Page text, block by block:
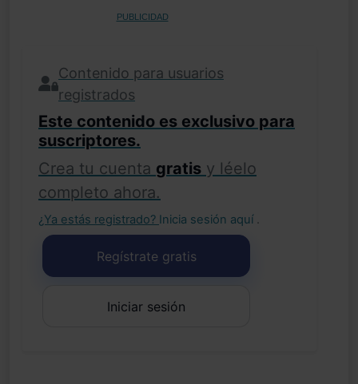
PUBLICIDAD
Contenido para usuarios
registrados
Este contenido es exclusivo para
suscriptores.
Crea tu cuenta gratis y léelo
completo ahora.
¿Ya estás registrado? Inicia sesión aquí .
Regístrate gratis
Iniciar sesión